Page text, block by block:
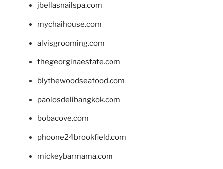
jbellasnailspa.com
mychaihouse.com
alvisgrooming.com
thegeorginaestate.com
blythewoodseafood.com
paolosdelibangkok.com
bobacove.com
phoone24brookfield.com
mickeybarmama.com